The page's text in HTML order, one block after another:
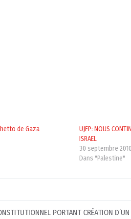
de Gaza
UJFP: NOUS
ISRAEL
30 septembre 2010
Dans "Palestine"
PORTANT CRÉATION